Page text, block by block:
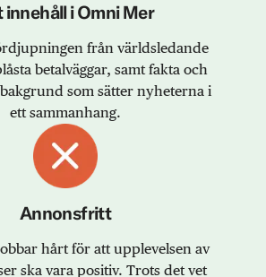
innehåll i Omni Mer
från världsledande
betalväggar, samt fakta och
som sätter nyheterna i
ett sammanhang.
Annonsfritt
hårt för att upplevelsen av
ska vara positiv. Trots det vet